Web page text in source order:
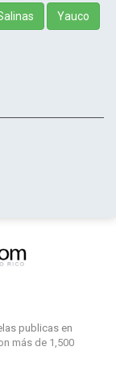
Yauco
publicas en
más de 1,500